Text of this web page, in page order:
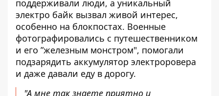
поддерживали люди, а уникальный
электро байк вызвал живой интерес,
особенно на блокпостах. Военные
фотографировались с путешественником
и его ”железным монстром", помогали
подзарядить аккумулятор электроровера
и даже давали еду в дорогу.
"А мне так знаете приятно и